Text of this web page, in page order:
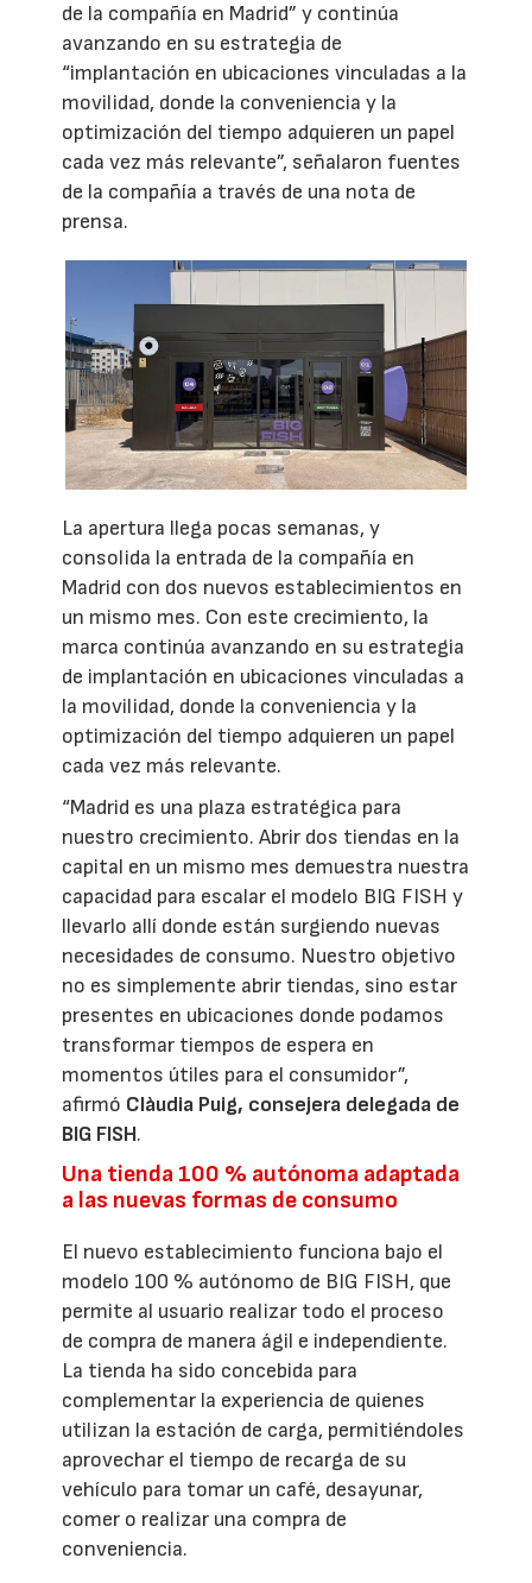
de la compañía en Madrid” y continúa
avanzando en su estrategia de
“implantación en ubicaciones vinculadas a la
movilidad, donde la conveniencia y la
optimización del tiempo adquieren un papel
cada vez más relevante”, señalaron fuentes
de la compañía a través de una nota de
prensa.
La apertura llega pocas semanas, y
consolida la entrada de la compañía en
Madrid con dos nuevos establecimientos en
un mismo mes. Con este crecimiento, la
marca continúa avanzando en su estrategia
de implantación en ubicaciones vinculadas a
la movilidad, donde la conveniencia y la
optimización del tiempo adquieren un papel
cada vez más relevante.
“Madrid es una plaza estratégica para
nuestro crecimiento. Abrir dos tiendas en la
capital en un mismo mes demuestra nuestra
capacidad para escalar el modelo BIG FISH y
llevarlo allí donde están surgiendo nuevas
necesidades de consumo. Nuestro objetivo
no es simplemente abrir tiendas, sino estar
presentes en ubicaciones donde podamos
transformar tiempos de espera en
momentos útiles para el consumidor”,
afirmó Clàudia Puig, consejera delegada de
BIG FISH.
Una tienda 100 % autónoma adaptada
a las nuevas formas de consumo
El nuevo establecimiento funciona bajo el
modelo 100 % autónomo de BIG FISH, que
permite al usuario realizar todo el proceso
de compra de manera ágil e independiente.
La tienda ha sido concebida para
complementar la experiencia de quienes
utilizan la estación de carga, permitiéndoles
aprovechar el tiempo de recarga de su
vehículo para tomar un café, desayunar,
comer o realizar una compra de
conveniencia.